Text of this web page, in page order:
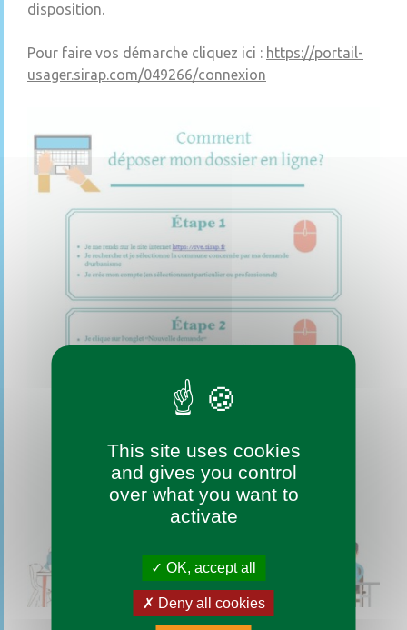
disposition.
Pour faire vos démarche cliquez ici : https://portail-
usager.sirap.com/049266/connexion
This site uses cookies
and gives you control
over what you want to
activate
OK, accept all
Deny all cookies